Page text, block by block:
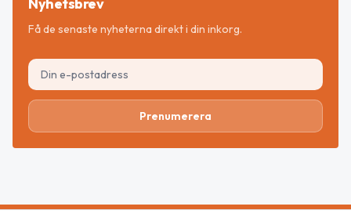
Få de senaste nyheterna direkt i din inkorg.
Prenumerera